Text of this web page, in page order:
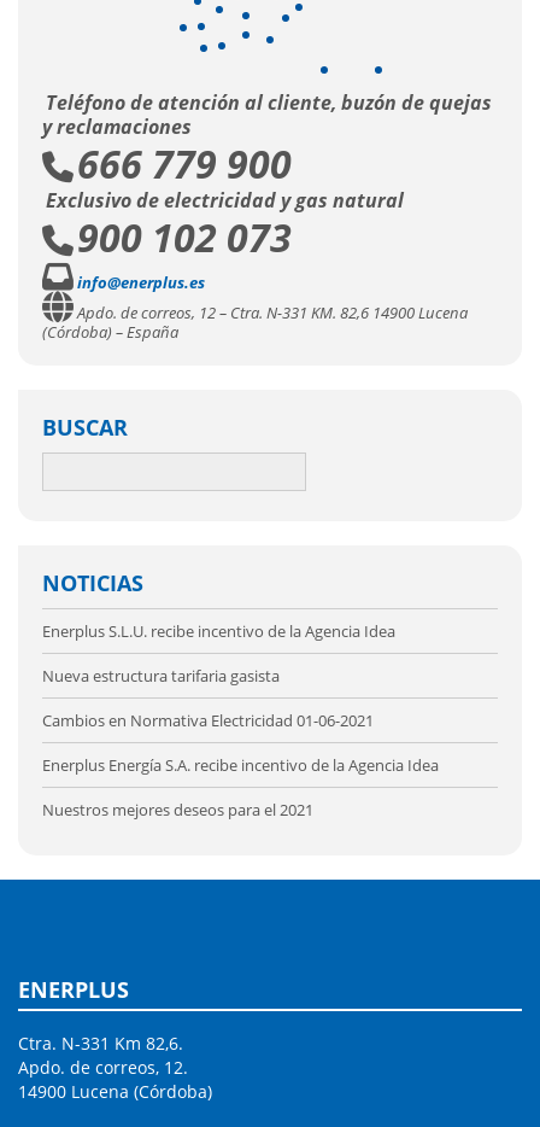
Teléfono de atención al cliente, buzón de quejas
y reclamaciones
666 779 900
Exclusivo de electricidad y gas natural
900 102 073
info@enerplus.es
Apdo. de correos, 12 – Ctra. N-331 KM. 82,6 14900 Lucena
(Córdoba) – España
BUSCAR
NOTICIAS
Enerplus S.L.U. recibe incentivo de la Agencia Idea
Nueva estructura tarifaria gasista
Cambios en Normativa Electricidad 01-06-2021
Enerplus Energía S.A. recibe incentivo de la Agencia Idea
Nuestros mejores deseos para el 2021
ENERPLUS
Ctra. N-331 Km 82,6.
Apdo. de correos, 12.
14900 Lucena (Córdoba)